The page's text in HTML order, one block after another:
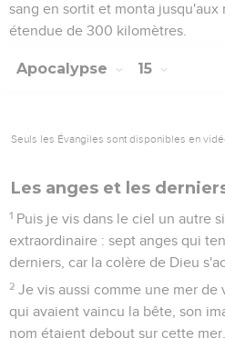
sang en sortit et monta jusqu'aux
étendue de 300 kilomètres.
Apocalypse 15
Seuls les Évangiles sont disponibles en
Les anges et les
1 Puis je vis dans le ciel un autre
extraordinaire : sept anges qui
derniers, car la colère de Dieu
2 Je vis aussi comme une mer de
qui avaient vaincu la bête, son
nom étaient debout sur cette